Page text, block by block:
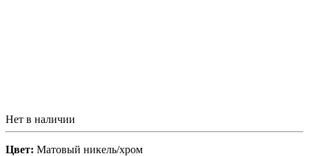
Нет в наличии
Цвет: Матовый никель/хром